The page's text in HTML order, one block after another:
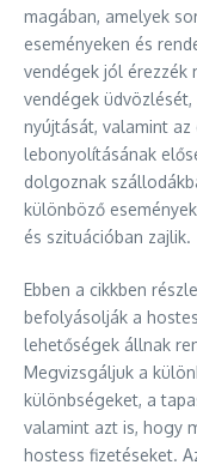
magában, amelyek
eseményeken és
vendégek jól érezzék
vendégek
nyújtását, valamint az
lebonyolításának
dolgoznak
különböző
és szituációban zajlik.
Ebben a cikkben
befolyásolják a
lehetőségek állnak
Megvizsgáljuk a
különbségeket, a
valamint azt is, hogy
hostess fizetéseket.